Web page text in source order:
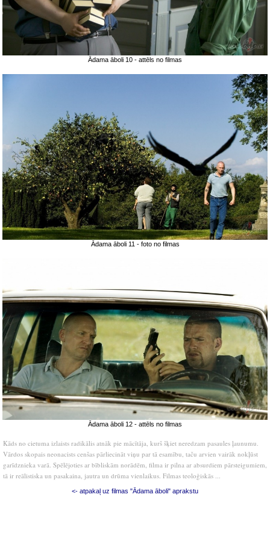
Ādama āboli 10 - attēls no filmas
Ādama āboli 11 - foto no filmas
Ādama āboli 12 - attēls no filmas
Kāds no cietuma izlaists radikālis atnāk pie mācītāja, kurš šķiet neredzam pasaules ļaunumu.
Vārdos skopais neonacists cenšas pārliecināt viņu par tā esamību, taču arvien vairāk nokļūst
garīdznieka varā. Spēlējoties ar bībliskām norādēm, filma ir pilna ar absurdiem pārsteigumiem,
tā ir reālistiska un pasakaina, jautra un drūma vienlaikus. Filmas teoloģiskās ...
<- atpakaļ uz filmas "Ādama āboli" aprakstu